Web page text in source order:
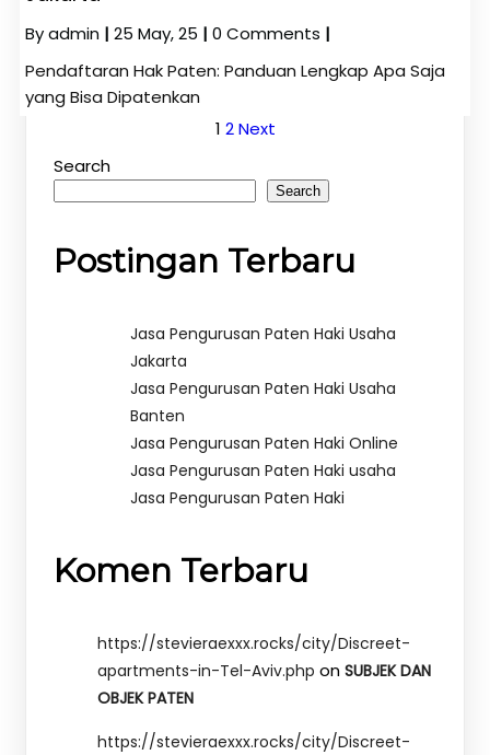
Byadmin | 25 May, 25 | 0 Comments |
Pendaftaran Hak Paten: Panduan Lengkap Apa Saja
yang Bisa Dipatenkan
1 2 Next
Search
Search
Postingan Terbaru
Jasa Pengurusan Paten Haki Usaha
Jakarta
Jasa Pengurusan Paten Haki Usaha
Banten
Jasa Pengurusan Paten Haki Online
Jasa Pengurusan Paten Haki usaha
Jasa Pengurusan Paten Haki
Komen Terbaru
https://stevieraexxx.rocks/city/Discreet-
apartments-in-Tel-Aviv.php on SUBJEK DAN
OBJEK PATEN
https://stevieraexxx.rocks/city/Discreet-